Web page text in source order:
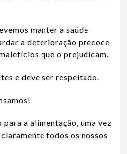
manter a saúde
a deterioração precoce
que o prejudicam.
e deve ser respeitado.
a alimentação, uma vez
todos os nossos